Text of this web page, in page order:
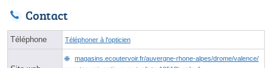
Contact
Téléphone Téléphoner à l'opticien
magasins.ecoutervoir.fr/auvergne-rhone-alpes/drome/valence/